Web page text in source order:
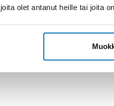
olet antanut heille tai joita